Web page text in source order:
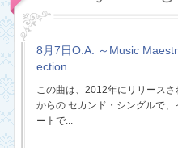
8月7日O.A. ～Music
ection
この曲は、2012年にリリースさ
からの セカンド・シングルで
ートで...